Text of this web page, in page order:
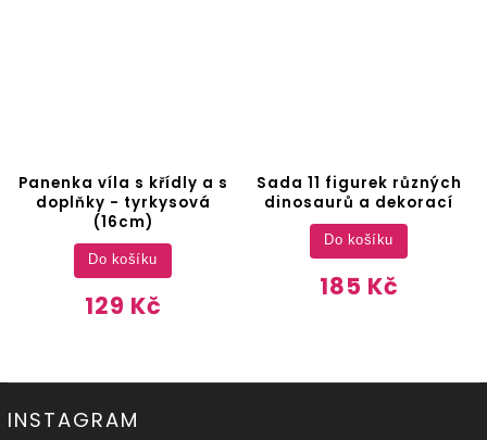
Panenka víla s křídly a s
doplňky - tyrkysová
(16cm)
129 Kč
Do košíku
Sada 11 figurek různých
dinosaurů a dekorací
185 Kč
Do košíku
INSTAGRAM